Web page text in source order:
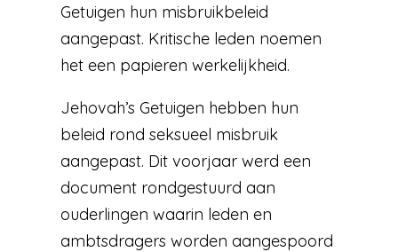
Getuigen hun misbruikbeleid
aangepast. Kritische leden noemen
het een papieren werkelijkheid.
Jehovah’s Getuigen hebben hun
beleid rond seksueel misbruik
aangepast. Dit voorjaar werd een
document rondgestuurd aan
ouderlingen waarin leden en
ambtsdragers worden aangespoord